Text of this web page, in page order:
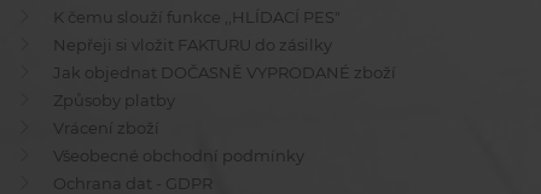
K čemu slouží funkce ,,HLÍDACÍ PES"
Nepřeji si vložit FAKTURU do zásilky
Jak objednat DOČASNĚ VYPRODANÉ zboží
Způsoby platby
Vrácení zboží
Všeobecné obchodní podmínky
Ochrana dat - GDPR